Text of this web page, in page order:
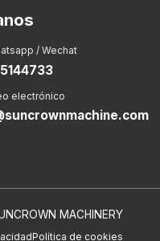
/ Wechat
electrónico
MACHINERY
Política de cookies